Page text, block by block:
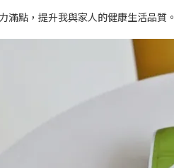
滿點，提升我與家人的健康生活品質。